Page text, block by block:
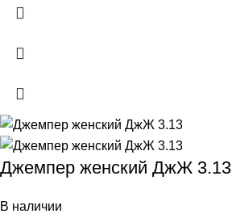
Джемпер женский ДжЖ 3.13
В наличии